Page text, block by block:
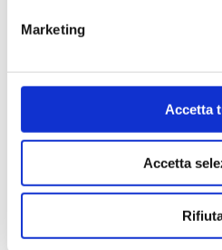
Marketing
Accetta
Accetta
CANTÙ
dawalter|Giu 22, 2023|
Acqua S.Bernardo
aver raggiunto un accordo
sarà il Primo Assistente di
stagione 2023-2024.
Pisogne ha allenato Agrigento,